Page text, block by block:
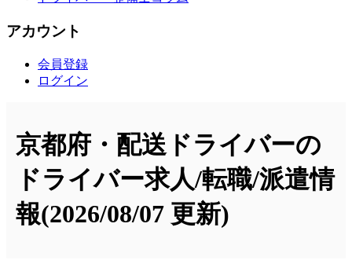
アカウント
会員登録
ログイン
京都府・配送ドライバーの
ドライバー求人/転職/派遣情
報(2026/08/07 更新)